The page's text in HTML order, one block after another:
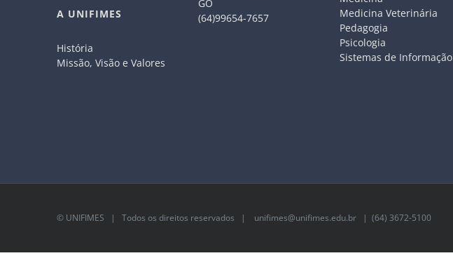
A UNIFIMES
História
Missão, Visão e Valores
GO
(64)99654-7657
Medicina Veterinária
Pedagogia
Psicologia
Sistemas de Informação
© UNIFIMES | Todos os direitos reservados | unifimes@unifimes.edu.br | (64) 3672-5100